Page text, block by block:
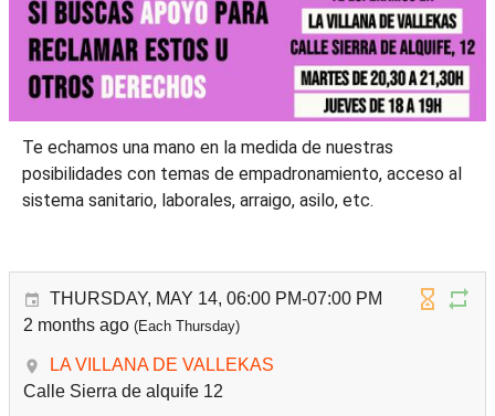
Te echamos una mano en la medida de nuestras
posibilidades con temas de empadronamiento, acceso al
sistema sanitario, laborales, arraigo, asilo, etc.
THURSDAY, MAY 14, 06:00 PM-07:00 PM
2 months ago (Each Thursday)
LA VILLANA DE VALLEKAS
Calle Sierra de alquife 12